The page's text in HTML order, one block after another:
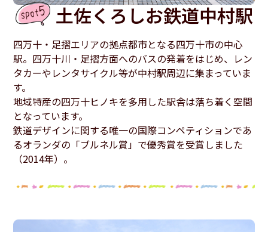
土佐くろしお鉄道中村駅
四万十・足摺エリアの拠点都市となる四万十市の中心
駅。四万十川・足摺方面へのバスの発着をはじめ、レン
タカーやレンタサイクル等が中村駅周辺に集まっていま
す。
地域特産の四万十ヒノキを多用した駅舎は落ち着く空間
となっています。
鉄道デザインに関する唯一の国際コンペティションであ
るオランダの「ブルネル賞」で優秀賞を受賞しました
（2014年）。